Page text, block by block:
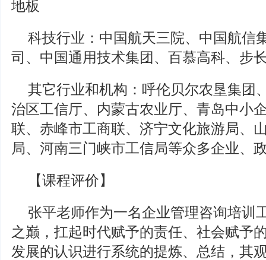
地板
科技行业：中国航天三院、中国航信
司、中国通用技术集团、百慕高科、步
其它行业和机构：呼伦贝尔农垦集团
治区工信厅、内蒙古农业厅、青岛中小
联、赤峰市工商联、济宁文化旅游局、
局、河南三门峡市工信局等众多企业、
【课程评价】
张平老师作为一名企业管理咨询培训
之巅，扛起时代赋予的责任、社会赋予
发展的认识进行系统的提炼、总结，其